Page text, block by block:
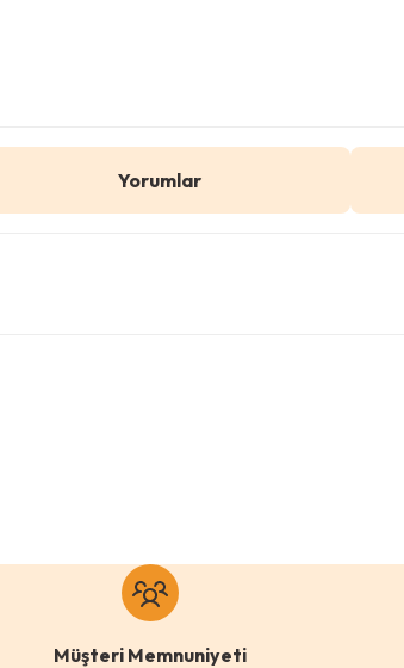
Yorumlar
Pugalo
Müşteri Memnuniyeti